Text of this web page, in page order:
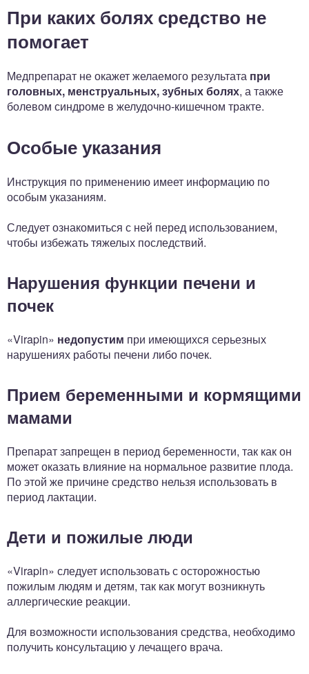
При каких болях средство не
помогает
Медпрепарат не окажет желаемого результата при
головных, менструальных, зубных болях, а также
болевом синдроме в желудочно-кишечном тракте.
Особые указания
Инструкция по применению имеет информацию по
особым указаниям.
Следует ознакомиться с ней перед использованием,
чтобы избежать тяжелых последствий.
Нарушения функции печени и
почек
«Virapin» недопустим при имеющихся серьезных
нарушениях работы печени либо почек.
Прием беременными и кормящими
мамами
Препарат запрещен в период беременности, так как он
может оказать влияние на нормальное развитие плода.
По этой же причине средство нельзя использовать в
период лактации.
Дети и пожилые люди
«Virapin» следует использовать с осторожностью
пожилым людям и детям, так как могут возникнуть
аллергические реакции.
Для возможности использования средства, необходимо
получить консультацию у лечащего врача.